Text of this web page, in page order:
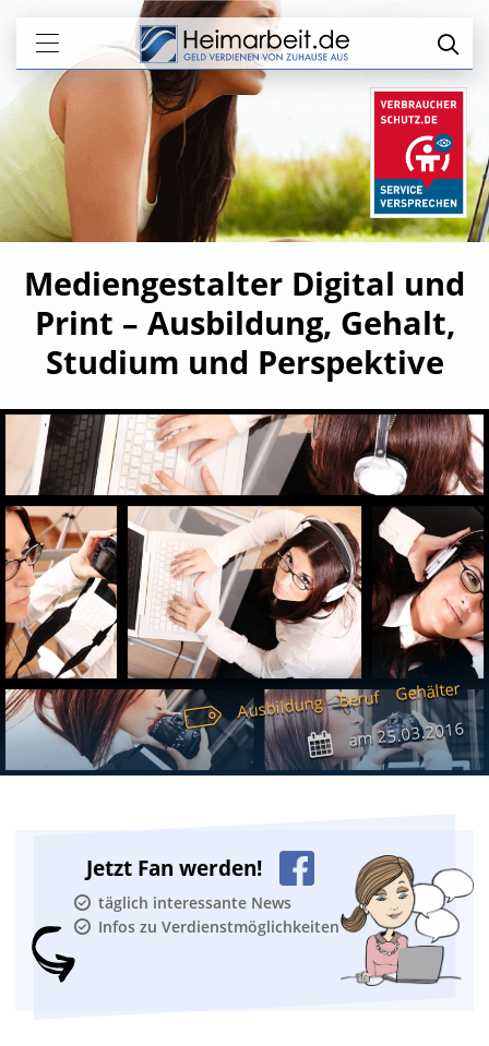
Mediengestalter Digital und
Print – Ausbildung, Gehalt,
Studium und Perspektive
Ausbildung Beruf Gehälter
am25.03.2016
Jetzt Fan werden!
täglich interessante News
Infos zu Verdienstmöglichkeiten